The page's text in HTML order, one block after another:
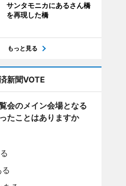
サンタモニカにあるさん橋
を再現した橋
もっと見る
新聞VOTE
会のメイン会場となる
たことはありますか